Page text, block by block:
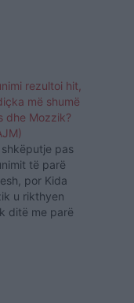
rezultoi hit,
më shumë
dhe Mozzik?
pas
të parë
por Kida
u rikthyen
ditë me parë